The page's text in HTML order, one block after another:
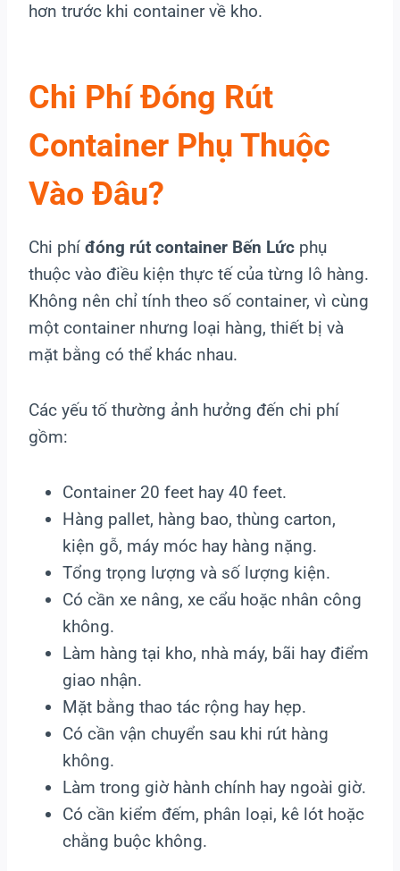
hơn trước khi container về kho.
Chi Phí Đóng Rút
Container Phụ Thuộc
Vào Đâu?
Chi phí đóng rút container Bến Lức phụ
thuộc vào điều kiện thực tế của từng lô hàng.
Không nên chỉ tính theo số container, vì cùng
một container nhưng loại hàng, thiết bị và
mặt bằng có thể khác nhau.
Các yếu tố thường ảnh hưởng đến chi phí
gồm:
Container 20 feet hay 40 feet.
Hàng pallet, hàng bao, thùng carton,
kiện gỗ, máy móc hay hàng nặng.
Tổng trọng lượng và số lượng kiện.
Có cần xe nâng, xe cẩu hoặc nhân công
không.
Làm hàng tại kho, nhà máy, bãi hay điểm
giao nhận.
Mặt bằng thao tác rộng hay hẹp.
Có cần vận chuyển sau khi rút hàng
không.
Làm trong giờ hành chính hay ngoài giờ.
Có cần kiểm đếm, phân loại, kê lót hoặc
chằng buộc không.